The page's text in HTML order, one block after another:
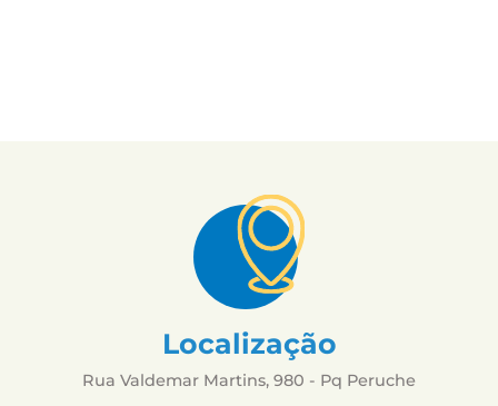
Localização
Rua Valdemar Martins, 980 - Pq Peruche